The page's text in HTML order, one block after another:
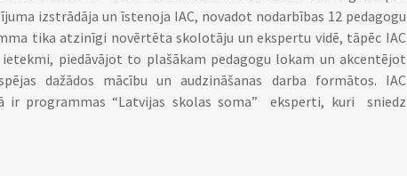
izstrādāja un īstenoja IAC, novadot nodarbības 12 pedagogu
tika atzinīgi novērtēta skolotāju un ekspertu vidē, tāpēc IAC
piedāvājot to plašākam pedagogu lokam un akcentējot
dažādos mācību un audzināšanas darba formātos. IAC
ir programmas “Latvijas skolas soma” eksperti, kuri sniedz